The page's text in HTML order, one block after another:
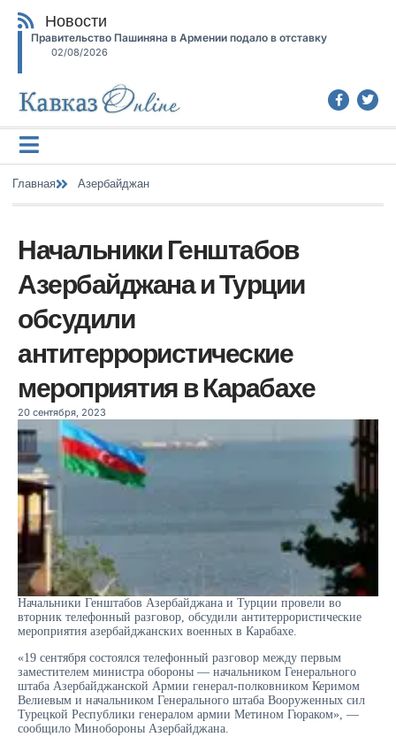
Новости
Правительство Пашиняна в Армении подало в отставку
02/08/2026
Главная Азербайджан
Начальники Генштабов
Азербайджана и Турции
обсудили
антитеррористические
мероприятия в Карабахе
20 сентября, 2023
Начальники Генштабов Азербайджана и Турции провели во
вторник телефонный разговор, обсудили антитеррористические
мероприятия азербайджанских военных в Карабахе.
«19 сентября состоялся телефонный разговор между первым
заместителем министра обороны — начальником Генерального
штаба Азербайджанской Армии генерал-полковником Керимом
Велиевым и начальником Генерального штаба Вооруженных сил
Турецкой Республики генералом армии Метином Гюраком», —
сообщило Минобороны Азербайджана.